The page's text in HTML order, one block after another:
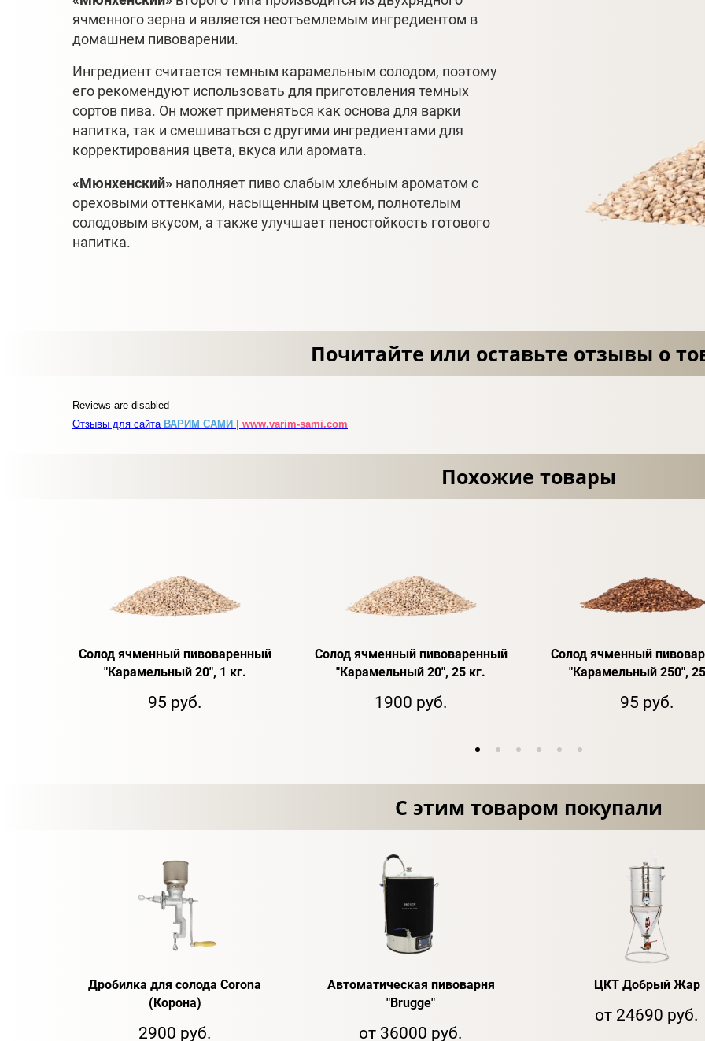
ячменного зерна и является неотъемлемым ингредиентом в
домашнем пивоварении.
Ингредиент считается темным карамельным солодом, поэтому
его рекомендуют использовать для приготовления темных
сортов пива. Он может применяться как основа для варки
напитка, так и смешиваться с другими ингредиентами для
корректирования цвета, вкуса или аромата.
«Мюнхенский» наполняет пиво слабым хлебным ароматом с
ореховыми оттенками, насыщенным цветом, полнотелым
солодовым вкусом, а также улучшает пеностойкость готового
напитка.
Почитайте или оставьте отзывы о
Reviews are disabled
Отзывы для сайта ВАРИМ САМИ | www.varim-sami.com
Похожие товары
Солод ячменный пивоваренный
"Карамельный 20", 1 кг.
95 руб.
Солод ячменный пивоваренный
"Карамельный 20", 25 кг.
1900 руб.
Солод ячменный
"Карамельный 250",
95 руб.
С этим товаром покупали
Дробилка для солода Corona
(Корона)
2900 руб.
Автоматическая пивоварня
"Brugge"
от 36000 руб.
ЦКТ Добрый Жар
от 24690 руб.